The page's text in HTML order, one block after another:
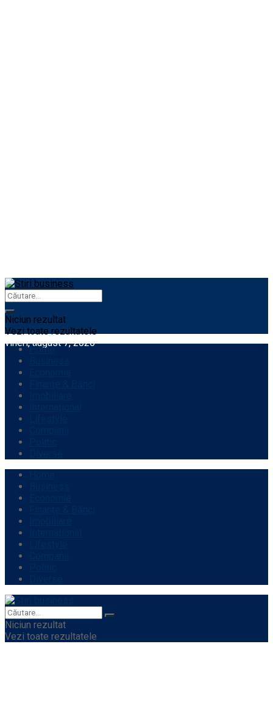
Niciun rezultat
Vezi toate rezultatele
vineri, august 7, 2026
Home
Niciun rezultat
Vezi toate rezultatele